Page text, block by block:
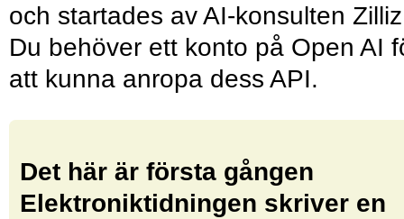
och startades av AI-konsulten
Du behöver ett konto på Open AI
att kunna anropa dess API.
Det här är första gången
Elektroniktidningen skriver en